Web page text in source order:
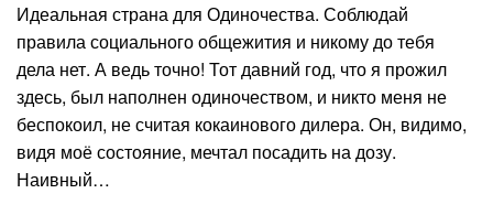
Идеальная страна для Одиночества. Соблюдай
правила социального общежития и никому до тебя
дела нет. А ведь точно! Тот давний год, что я прожил
здесь, был наполнен одиночеством, и никто меня не
беспокоил, не считая кокаинового дилера. Он, видимо,
видя моё состояние, мечтал посадить на дозу.
Наивный…